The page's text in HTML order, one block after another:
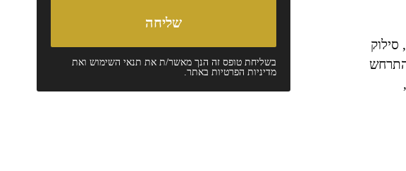
סילוק
בשליחת טופס זה הנך מאשר/ת את תנאי השימושואת
מדיניות הפרטיותבאתר.